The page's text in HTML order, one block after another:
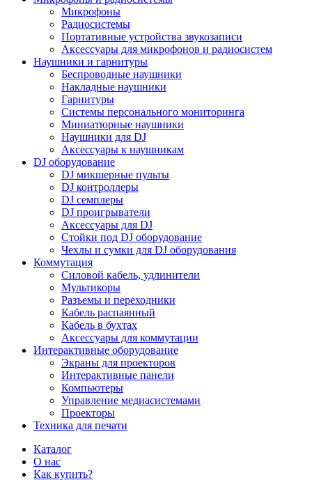
Микрофоны
Радиосистемы
Портативные устройства звукозаписи
Аксессуары для микрофонов и радиосистем
Наушники и гарнитуры
Беспроводные наушники
Накладные наушники
Гарнитуры
Системы персонального мониторинга
Миниатюрные наушники
Наушники для DJ
Аксессуары к наушникам
DJ оборудование
DJ микшерные пульты
DJ контроллеры
DJ семплеры
DJ проигрыватели
Аксессуары для DJ
Стойки под DJ оборудование
Чехлы и сумки для DJ оборудования
Коммутация
Силовой кабель, удлинители
Мультикоры
Разъемы и переходники
Кабель распаянный
Кабель в бухтах
Аксессуары для коммутации
Интерактивные оборудование
Экраны для проекторов
Интерактивные панели
Компьютеры
Управление медиасистемами
Проекторы
Техника для печати
Каталог
О нас
Как купить?